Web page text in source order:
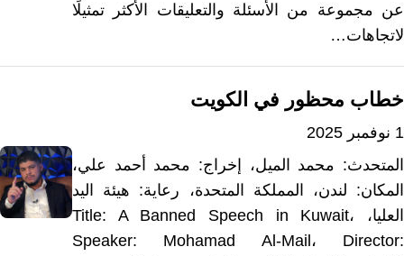
عن مجموعة من الأسئلة والتعليقات الأكثر تمثيلًا
لاتجاهات…
خطاب محظور في الكويت
1 نوفمبر 2025
المتحدث: محمد الميل، إخراج: محمد أحمد علي،
المكان: لندن، المملكة المتحدة، رعاية: هيئة اليد
العليا، Title: A Banned Speech in Kuwait،
Speaker: Mohamad Al-Mail، Director: